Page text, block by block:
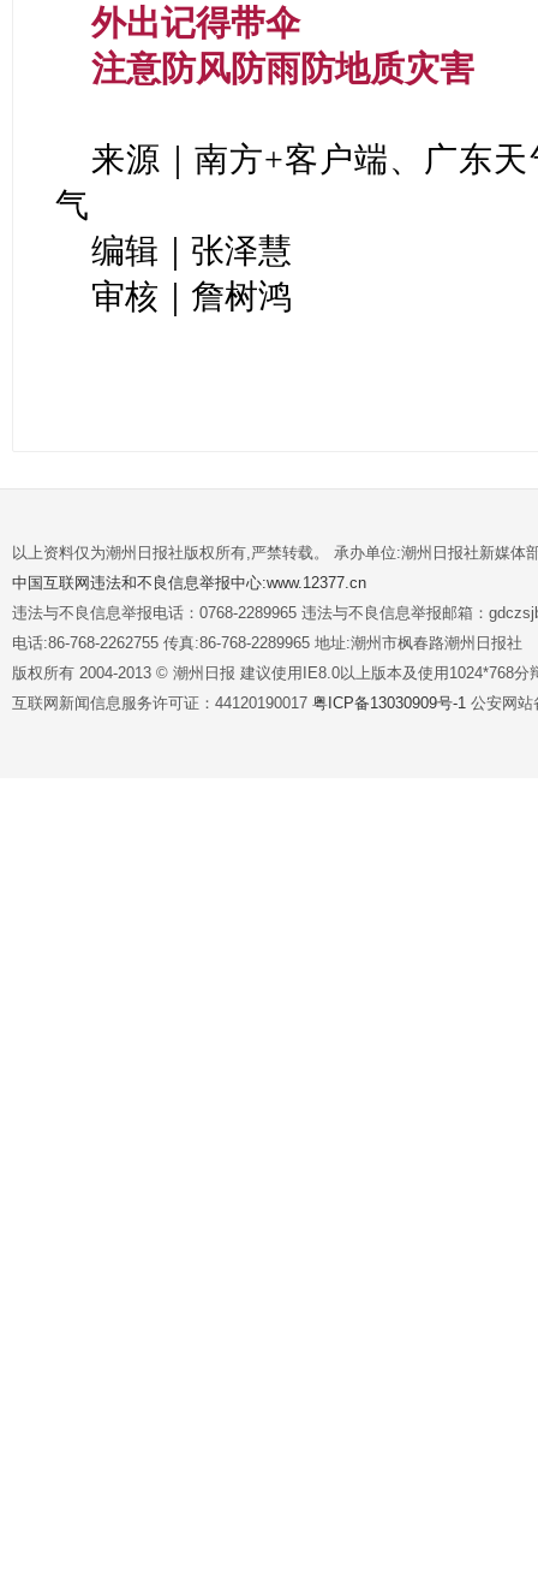
外出记得带伞
注意防风防雨防地质灾害
来源｜南方+客户端、广东
气
编辑｜张泽慧
审核｜詹树鸿
以上资料仅为潮州日报社版权所有,严禁转载。 承办单位:潮州日报社新媒体
中国互联网违法和不良信息举报中心:www.12377.cn
违法与不良信息举报电话：0768-2289965 违法与不良信息举报邮箱：
电话:86-768-2262755 传真:86-768-2289965 地址:潮州市枫春路潮州日报社
版权所有 2004-2013 © 潮州日报 建议使用IE8.0以上版本及使用1024*768分
互联网新闻信息服务许可证：44120190017 粤ICP备13030909号-1 公安网站